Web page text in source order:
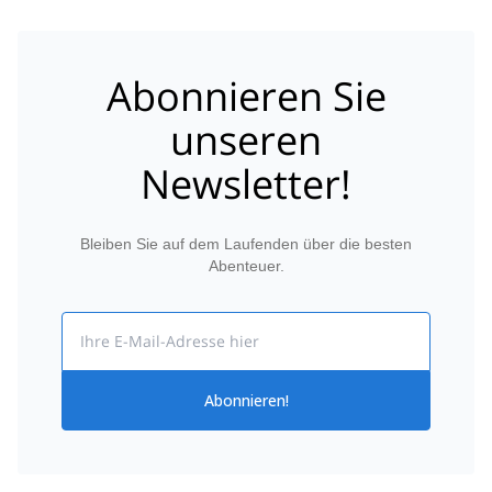
Abonnieren Sie
unseren
Newsletter!
Bleiben Sie auf dem Laufenden über die besten
Abenteuer.
Abonnieren!